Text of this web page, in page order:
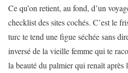
Ce qu’on retient, au fond, d’un
checklist des sites cochés. C’est le
turc te tend une figue séchée sans
inversé de la vieille femme qui te
la beauté du palmier qui renaît après